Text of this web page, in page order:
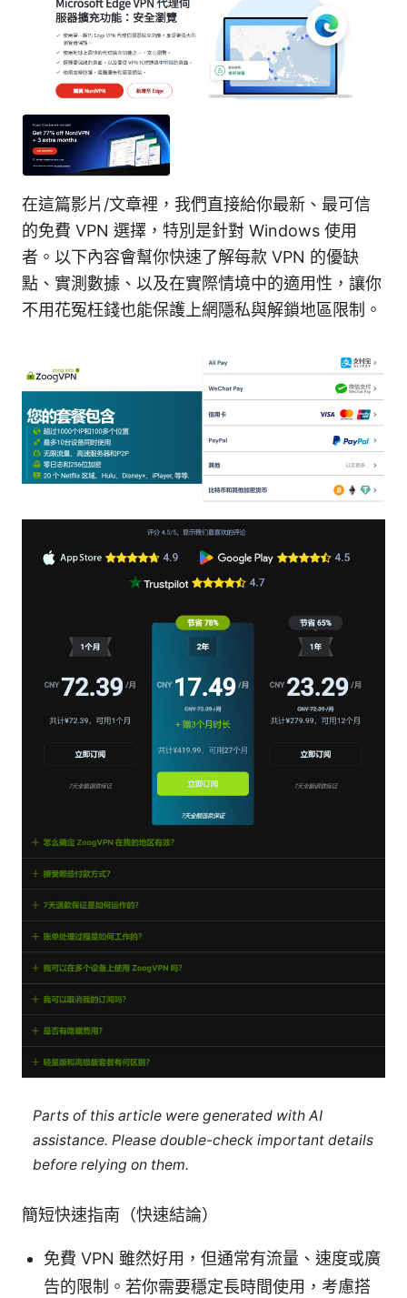
在這篇影片/文章裡，我們直接給你最新、最可信
的免費 VPN 選擇，特別是針對 Windows 使用
者。以下內容會幫你快速了解每款 VPN 的優缺
點、實測數據、以及在實際情境中的適用性，讓你
不用花冤枉錢也能保護上網隱私與解鎖地區限制。
Parts of this article were generated with AI
assistance. Please double-check important details
before relying on them.
簡短快速指南（快速結論）
免費 VPN 雖然好用，但通常有流量、速度或廣
告的限制。若你需要穩定長時間使用，考慮搭